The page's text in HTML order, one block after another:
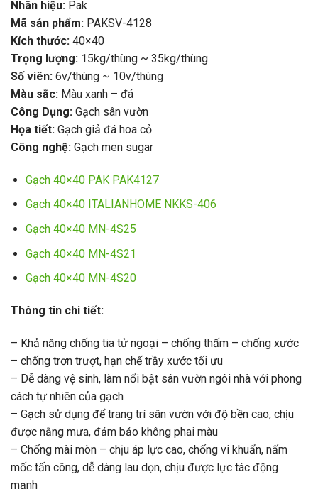
Nhãn hiệu: Pak
Mã sản phẩm: PAKSV-4128
Kích thước: 40×40
Trọng lượng: 15kg/thùng ~ 35kg/thùng
Số viên: 6v/thùng ~ 10v/thùng
Màu sắc: Màu xanh – đá
Công Dụng: Gạch sân vườn
Họa tiết: Gạch giả đá hoa cỏ
Công nghệ: Gạch men sugar
Gạch 40×40 PAK PAK4127
Gạch 40×40 ITALIANHOME NKKS-406
Gạch 40×40 MN-4S25
Gạch 40×40 MN-4S21
Gạch 40×40 MN-4S20
Thông tin chi tiết:
– Khả năng chống tia tử ngoại – chống thấm – chống xước
– chống trơn trượt, hạn chế trầy xước tối ưu
– Dễ dàng vệ sinh, làm nổi bật sân vườn ngôi nhà với phong
cách tự nhiên của gạch
– Gạch sử dụng để trang trí sân vườn với độ bền cao, chịu
được nắng mưa, đảm bảo không phai màu
– Chống mài mòn – chịu áp lực cao, chống vi khuẩn, nấm
mốc tấn công, dễ dàng lau dọn, chịu được lực tác động
mạnh